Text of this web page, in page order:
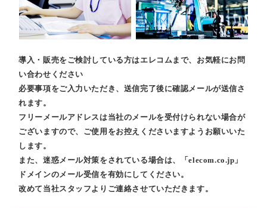
導入・販売をご検討している方はエレコムまで、お気軽にお問
い合わせください
必要事項をご入力いただき、送信完了後に確認メールが送信さ
れます。
フリーメールアドレスは当社のメールを受付けられない場合が
ございますので、ご使用をお控えくださいますようお願いいた
します。
また、迷惑メール対策をされている場合は、「elecom.co.jp」
ドメインのメール受信を有効にしてください。
改めて当社スタッフよりご連絡させていただきます。